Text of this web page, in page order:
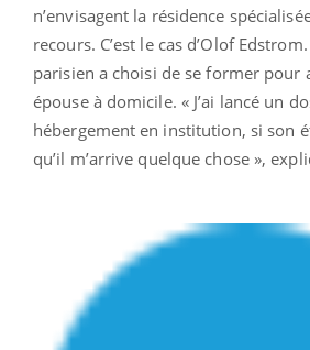
n’envisagent la résidence
recours. C’est le cas d’Olof
parisien a choisi de se former pour
épouse à domicile. « J’ai lancé un
hébergement en institution, si son
qu’il m’arrive quelque chose »,